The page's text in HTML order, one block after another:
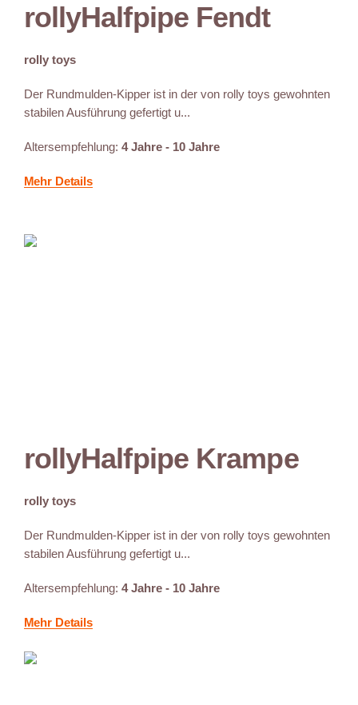
rollyHalfpipe Fendt
rolly toys
Der Rundmulden-Kipper ist in der von rolly toys gewohnten
stabilen Ausführung gefertigt u...
Altersempfehlung: 4 Jahre - 10 Jahre
Mehr Details
rollyHalfpipe Krampe
rolly toys
Der Rundmulden-Kipper ist in der von rolly toys gewohnten
stabilen Ausführung gefertigt u...
Altersempfehlung: 4 Jahre - 10 Jahre
Mehr Details